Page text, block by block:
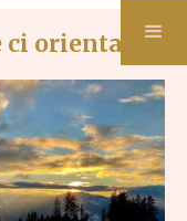
ci orienta